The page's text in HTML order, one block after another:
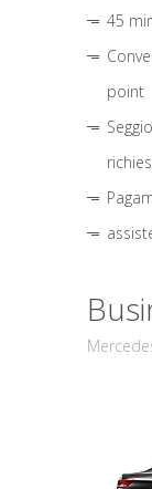
45
point